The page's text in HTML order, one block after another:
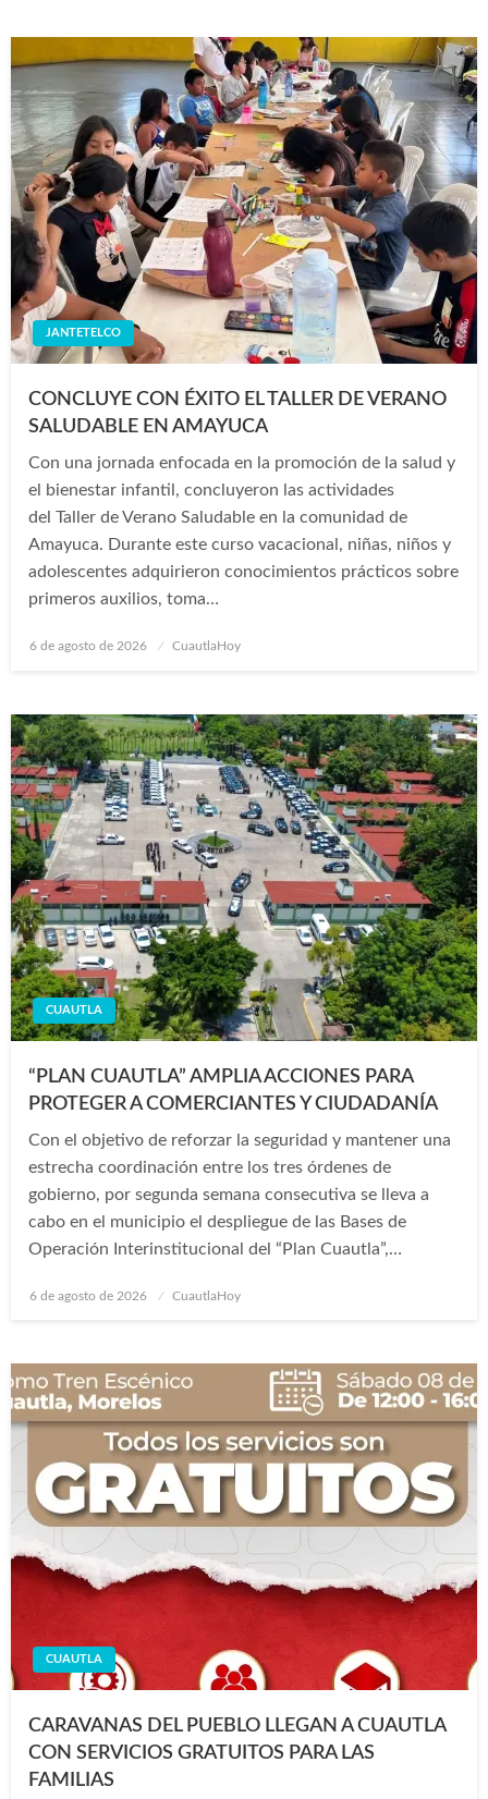
JANTETELCO
CONCLUYE CON ÉXITO EL TALLER DE VERANO
SALUDABLE EN AMAYUCA
Con una jornada enfocada en la promoción de la salud y
el bienestar infantil, concluyeron las actividades
del Taller de Verano Saludable en la comunidad de
Amayuca. Durante este curso vacacional, niñas, niños y
adolescentes adquirieron conocimientos prácticos sobre
primeros auxilios, toma…
Publicado
6 de agosto de 2026 CuautlaHoy
CUAUTLA
“PLAN CUAUTLA” AMPLIA ACCIONES PARA
PROTEGER A COMERCIANTES Y CIUDADANÍA
Con el objetivo de reforzar la seguridad y mantener una
estrecha coordinación entre los tres órdenes de
gobierno, por segunda semana consecutiva se lleva a
cabo en el municipio el despliegue de las Bases de
Operación Interinstitucional del “Plan Cuautla”,…
Publicado
6 de agosto de 2026 CuautlaHoy
CUAUTLA
CARAVANAS DEL PUEBLO LLEGAN A CUAUTLA
CON SERVICIOS GRATUITOS PARA LAS
FAMILIAS